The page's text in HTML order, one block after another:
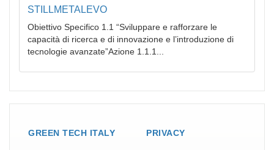
STILLMETALEVO
Obiettivo Specifico 1.1 “Sviluppare e rafforzare le
capacità di ricerca e di innovazione e l’introduzione di
tecnologie avanzate”Azione 1.1.1...
GREEN TECH ITALY PRIVACY